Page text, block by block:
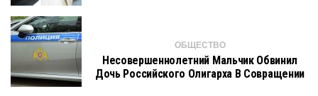
ОБЩЕСТВО
Несовершеннолетний Мальчик Обвинил
Дочь Российского Олигарха В Совращении